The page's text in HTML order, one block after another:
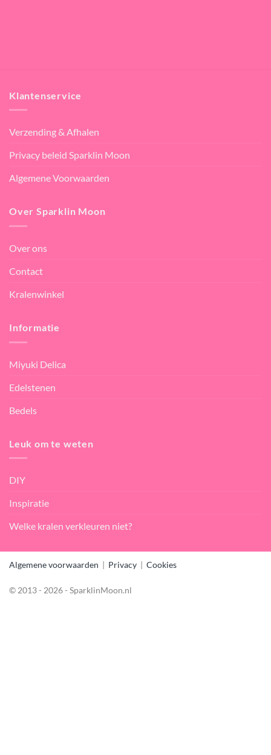
Klantenservice
Verzending & Afhalen
Privacy beleid Sparklin Moon
Algemene Voorwaarden
Over Sparklin Moon
Over ons
Contact
Kralenwinkel
Informatie
Miyuki Delica
Edelstenen
Bedels
Leuk om te weten
DIY
Inspiratie
Welke kralen verkleuren niet?
Algemene voorwaarden | Privacy | Cookies
© 2013 - 2026 - SparklinMoon.nl